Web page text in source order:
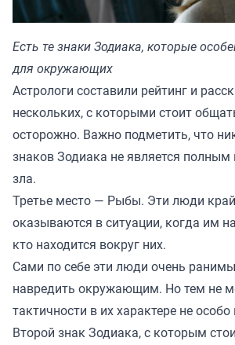
Есть те знаки Зодиака, которые
для окружающих
Астрологи составили рейтинг и
нескольких, с которыми стоит
осторожно. Важно подметить, что
знаков Зодиака не является
зла.
Третье место — Рыбы. Эти люди
оказываются в ситуации, когда им
кто находится вокруг них.
Сами по себе эти люди очень
навредить окружающим. Но тем не
тактичности в их характере не
Второй знак Зодиака, с которым